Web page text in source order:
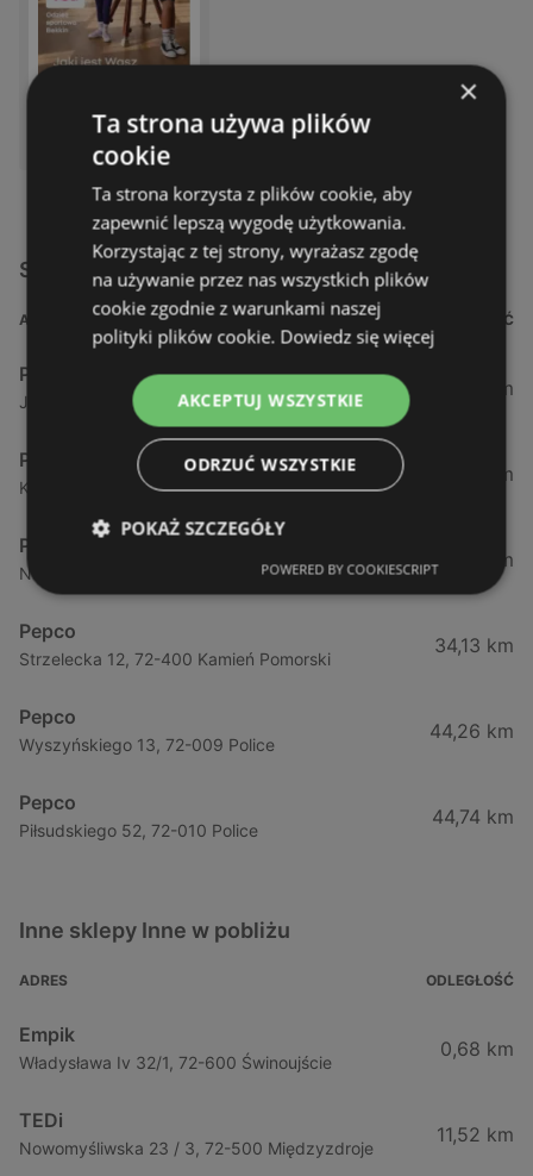
DOSTĘPNY W:
Pepco
Sklepy Pepco w pobliżu
ADRES ODLEGŁOŚĆ
Pepco
Jarosława Dąbrowskiego 5, 72-600 Świnoujście
1,35 km
Pepco
Kościuszki 15, ch stop shop, 72-600 Świnoujście
1,6 km
Pepco
Nowomyśliwska 23, 72-500 Międzyzdroje
11,45 km
Pepco
Strzelecka 12, 72-400 Kamień Pomorski
34,13 km
Pepco
Wyszyńskiego 13, 72-009 Police
44,26 km
Pepco
Piłsudskiego 52, 72-010 Police
44,74 km
Inne sklepy Inne w pobliżu
ADRES ODLEGŁOŚĆ
Empik
Władysława Iv 32/1, 72-600 Świnoujście
0,68 km
TEDi
Nowomyśliwska 23 / 3, 72-500 Międzyzdroje
11,52 km
×
Ta strona używa plików
cookie
Ta strona korzysta z plików cookie, aby
zapewnić lepszą wygodę użytkowania.
Korzystając z tej strony, wyrażasz zgodę
na używanie przez nas wszystkich plików
cookie zgodnie z warunkami naszej
polityki plików cookie. Dowiedz się więcej
AKCEPTUJ WSZYSTKIE
ODRZUĆ WSZYSTKIE
POKAŻ SZCZEGÓŁY
POWERED BY COOKIESCRIPT